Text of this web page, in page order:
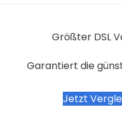
Größter DSL
Garantiert die
Jetzt